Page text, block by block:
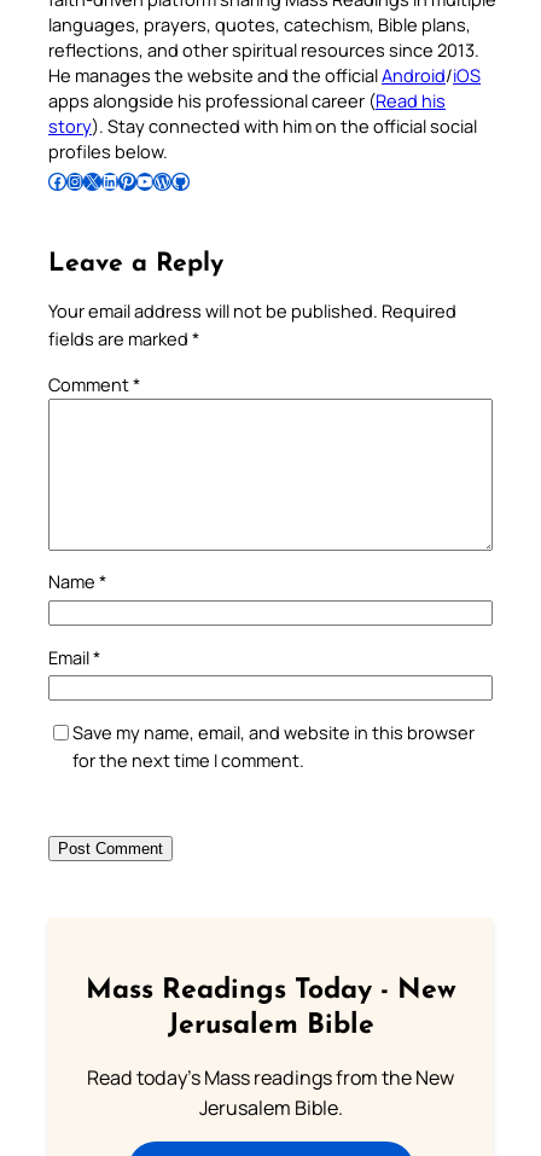
languages, prayers, quotes, catechism, Bible plans,
reflections, and other spiritual resources since 2013.
He manages the website and the officialAndroid/iOS
apps alongside his professional career (Read his
story). Stay connected with him on the official social
profiles below.
Follow Pradeep on Facebook Follow Pradeep on InstagramFollow Pradeep on X Follow Pradeep on LinkedIn Follow Pradeep on Pinterest Subscribe to Pradeep’s Youtube Channel Follow Pradeep on WordPress Follow Pradeep on GitHub
Leave a Reply
Your email address will not be published. Required
fields are marked *
Comment*
Name *
Email*
Save my name, email, and website in this browser
for the next time I comment.
Mass Readings Today - New
Jerusalem Bible
Read today's Mass readings from the New
Jerusalem Bible.